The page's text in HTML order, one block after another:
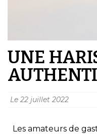
UNE
Le 22 juillet 2022
Les amateurs de